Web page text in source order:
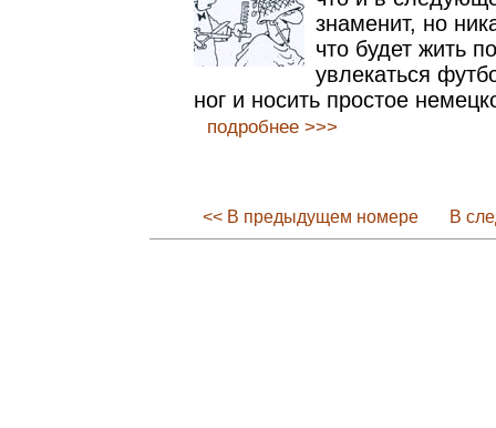
знаменит, но
что будет жить
увлекаться
ног и носить простое
подробнее >>>
<< В предыдущем номере В